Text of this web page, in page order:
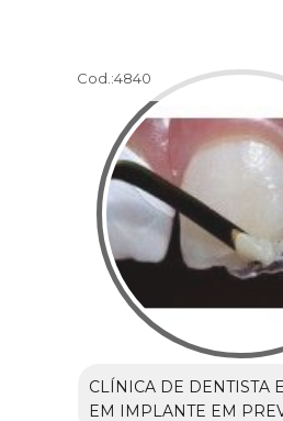
Cod.:4840
CLÍNICA DE DENTISTA
EM IMPLANTE EM